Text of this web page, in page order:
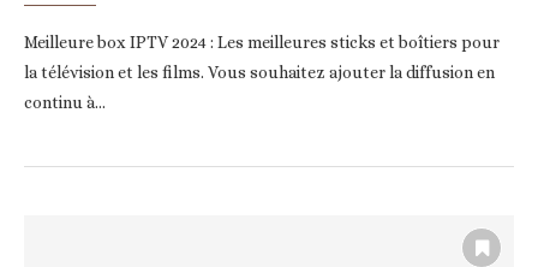
Meilleure box IPTV 2024 : Les meilleures sticks et boîtiers pour
la télévision et les films. Vous souhaitez ajouter la diffusion en
continu à…